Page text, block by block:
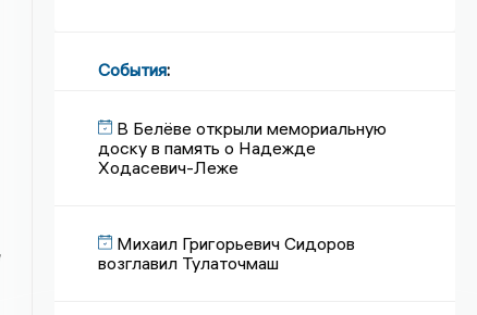
События:
В Белёве открыли мемориальную
доску в память о Надежде
Ходасевич-Леже
Михаил Григорьевич Сидоров
возглавил Тулаточмаш